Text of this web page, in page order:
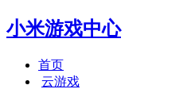
小米游戏中心
首页
云游戏